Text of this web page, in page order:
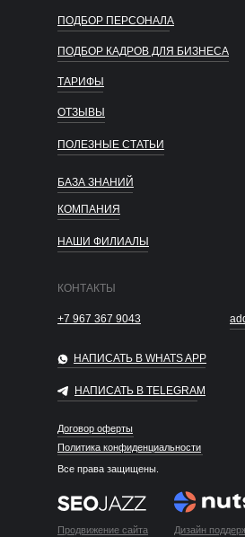
+7
специалистов
до 180 дней
Подберём опытного
специалиста за 7 дней
Политика конфиденциальности
Договор оферты
Все права защищены.
ПОДБОР ПЕРСОНАЛА
ПОЛЕЗНЫЕ СТАТЬИ
ОТЗЫВЫ
ТАРИФЫ
+7 967 367 9043
НАПИСАТЬ В TELEGRAM
НАПИСАТЬ В WHATS APP
КОНТАКТЫ
БАЗА ЗНАНИЙ
ПОДБОР КАДРОВ ДЛЯ БИЗНЕСА
КОМПАНИЯ
НАШИ ФИЛИАЛЫ
Продвижение сайта Дизайн